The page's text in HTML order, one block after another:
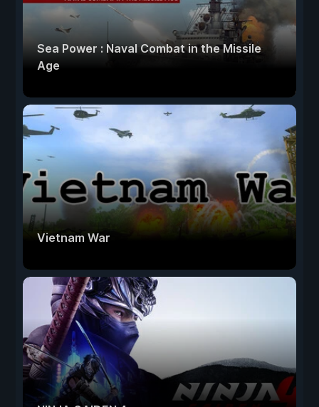
Sea Power : Naval Combat in the Missile
Age
Vietnam War